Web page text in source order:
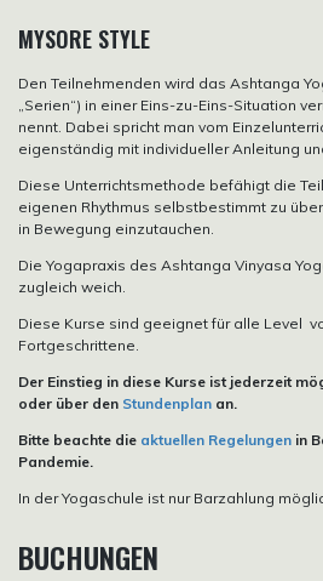
MYSORE STYLE
Den Teilnehmenden wird das Ashtanga
„Serien“) in einer Eins-zu-Eins-Situation
nennt. Dabei spricht man vom
eigenständig mit individueller Anleitung
Diese Unterrichtsmethode befähigt die
eigenen Rhythmus selbstbestimmt zu
in Bewegung einzutauchen.
Die Yogapraxis des Ashtanga Vinyasa
zugleich weich.
Diese Kurse sind geeignet für alle Level
Fortgeschrittene.
Der Einstieg in diese Kurse ist jederzeit
oder über den Stundenplan an.
Bitte beachte die aktuellen Regelungen in
Pandemie.
In der Yogaschule ist nur Barzahlung
BUCHUNGEN